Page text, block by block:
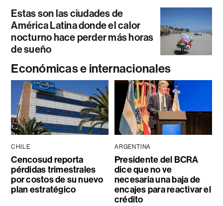
Estas son las ciudades de
América Latina donde el calor
nocturno hace perder más horas
de sueño
Económicas e internacionales
CHILE
Cencosud reporta
pérdidas trimestrales
por costos de su nuevo
plan estratégico
ARGENTINA
Presidente del BCRA
dice que no ve
necesaria una baja de
encajes para reactivar el
crédito